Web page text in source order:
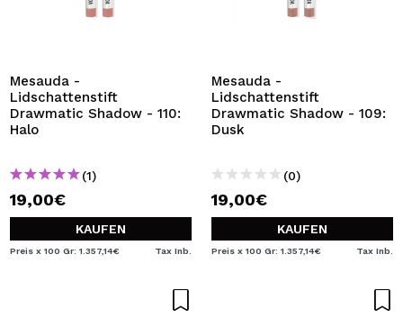
Mesauda -
Lidschattenstift
Drawmatic Shadow - 110:
Halo
(1)
19,00€
KAUFEN
Preis x 100 Gr: 1.357,14€ Tax Inb.
Mesauda -
Lidschattenstift
Drawmatic Shadow - 109:
Dusk
(0)
19,00€
KAUFEN
Preis x 100 Gr: 1.357,14€ Tax Inb.